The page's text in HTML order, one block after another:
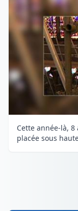
Cette année-là,
placée sous